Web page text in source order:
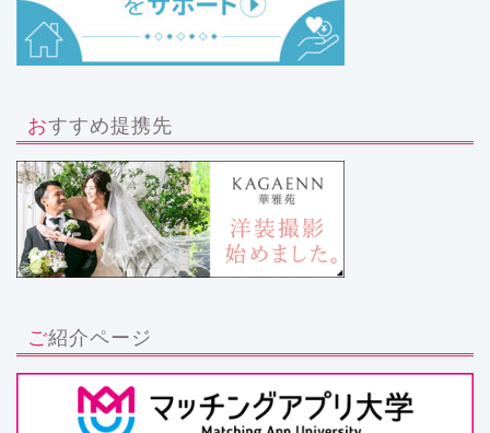
おすすめ提携先
ご紹介ページ